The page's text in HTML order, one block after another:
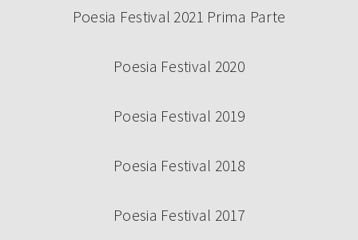
Poesia Festival 2021 Prima Parte
Poesia Festival 2020
Poesia Festival 2019
Poesia Festival 2018
Poesia Festival 2017